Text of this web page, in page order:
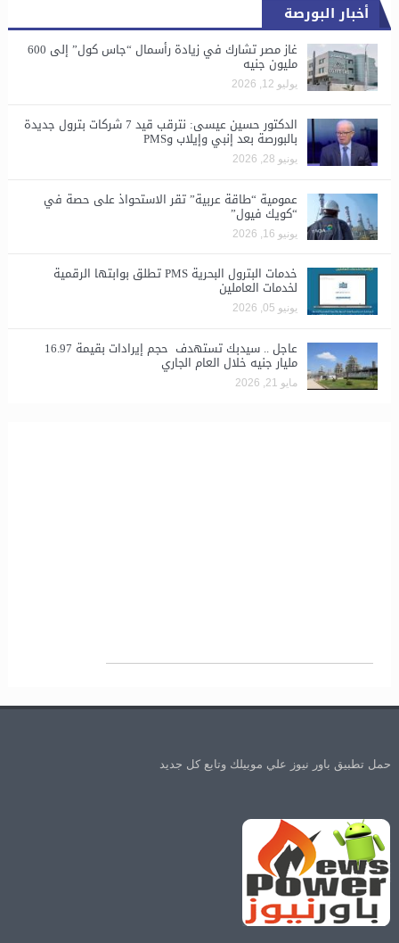
أخبار البورصة
غاز مصر تشارك في زيادة رأسمال “جاس كول” إلى 600
مليون جنيه
يوليو 12, 2026
الدكتور حسين عيسى: نترقب قيد 7 شركات بترول جديدة
بالبورصة بعد إنبي وإيلاب وPMS
يونيو 28, 2026
​عمومية “طاقة عربية” تقر الاستحواذ على حصة في
“كويك فيول”
يونيو 16, 2026
خدمات البترول البحرية PMS تطلق بوابتها الرقمية
لخدمات العاملين
يونيو 05, 2026
عاجل .. سيدبك تستهدف حجم إيرادات بقيمة 16.97
مليار جنيه خلال العام الجاري
مايو 21, 2026
حمل تطبيق باور نيوز علي موبيلك وتابع كل جديد